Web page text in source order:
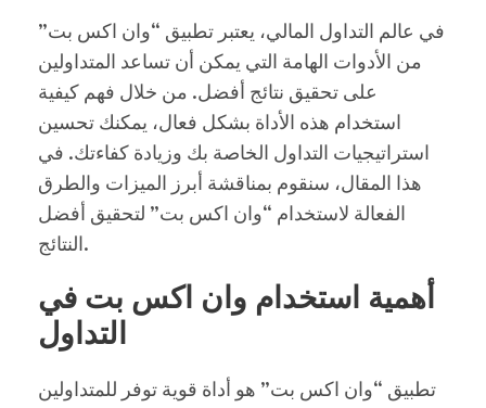
في عالم التداول المالي، يعتبر تطبيق “وان اكس بت”
من الأدوات الهامة التي يمكن أن تساعد المتداولين
على تحقيق نتائج أفضل. من خلال فهم كيفية
استخدام هذه الأداة بشكل فعال، يمكنك تحسين
استراتيجيات التداول الخاصة بك وزيادة كفاءتك. في
هذا المقال، سنقوم بمناقشة أبرز الميزات والطرق
الفعالة لاستخدام “وان اكس بت” لتحقيق أفضل
النتائج.
أهمية استخدام وان اكس بت في
التداول
تطبيق “وان اكس بت” هو أداة قوية توفر للمتداولين